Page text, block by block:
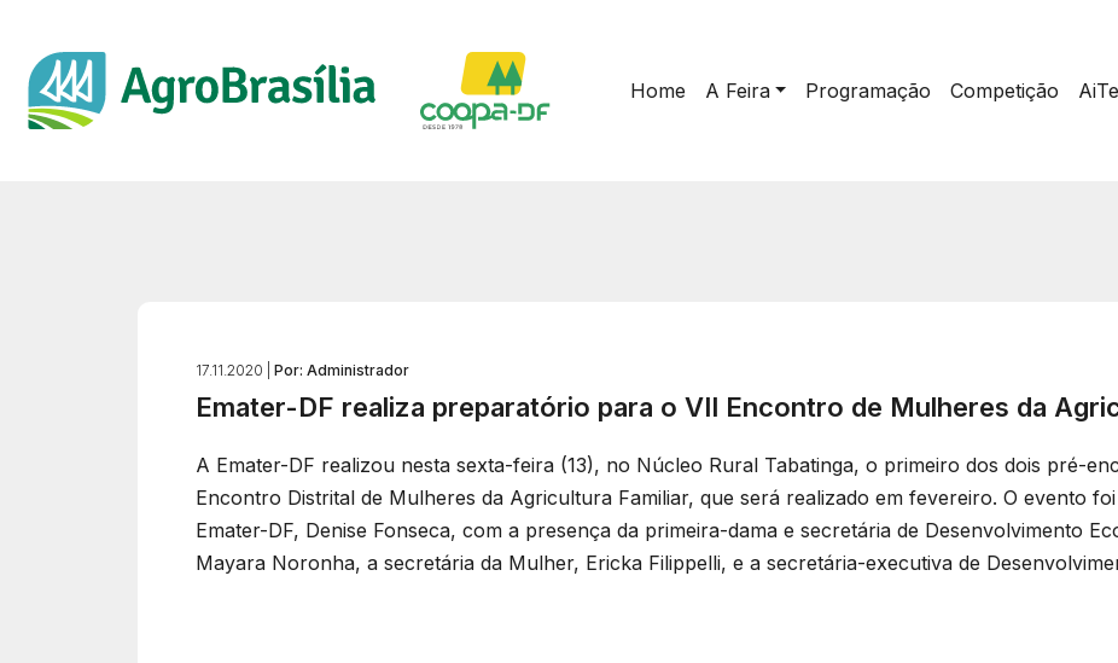
Home A Feira Programação Competição
17.11.2020 | Por: Administrador
Emater-DF realiza preparatório para o VII Encontro de Mulheres da
A Emater-DF realizou nesta sexta-feira (13), no Núcleo Rural Tabatinga, o primeiro dos dois pré-
Encontro Distrital de Mulheres da Agricultura Familiar, que será realizado em fevereiro. O evento
Emater-DF, Denise Fonseca, com a presença da primeira-dama e secretária de Desenvolvimento
Mayara Noronha, a secretária da Mulher, Ericka Filippelli, e a secretária-executiva de